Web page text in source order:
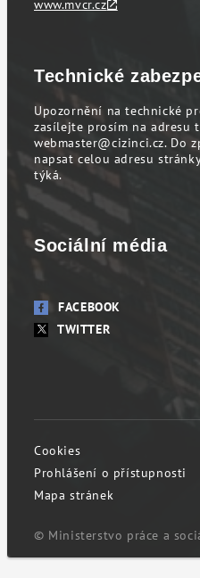
www.mvcr.cz
Technické
Upozornění na technické
zasílejte prosím na adresu
webmaster@cizinci.cz. Do
napsat celou adresu
týká.
Sociální média
FACEBOOK
TWITTER
Cookies
Prohlášení o přístupnosti
Mapa stránek
© Ministerstvo práce a